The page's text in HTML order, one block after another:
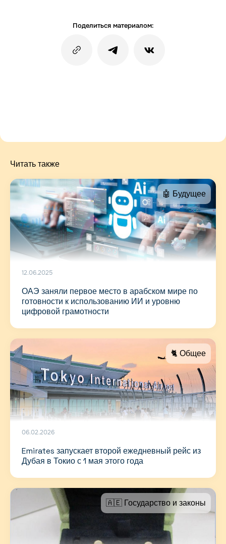
Поделиться материалом:
Читать также
🤖 Будущее
12.06.2025
ОАЭ заняли первое место в арабском мире по
готовности к использованию ИИ и уровню
цифровой грамотности
🐈 Общее
06.02.2026
Emirates запускает второй ежедневный рейс из
Дубая в Токио с 1 мая этого года
🇦🇪 Государство и законы